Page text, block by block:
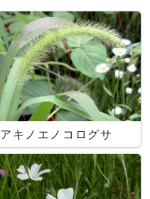
アキノエノコログサ